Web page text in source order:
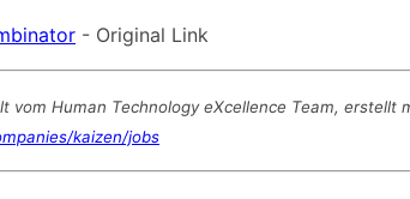
- Original Link
vom Human Technology eXcellence Team,
kaizen/jobs